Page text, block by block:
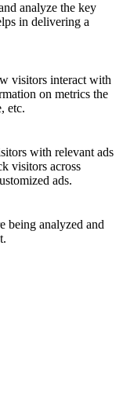
analyze the key
in delivering a
visitors interact with
on metrics the
etc.
with relevant ads
visitors across
ads.
being analyzed and